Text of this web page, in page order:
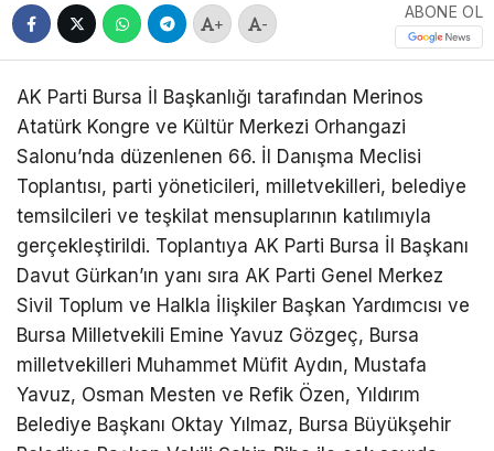
+ -
ABONE OL
AK Parti Bursa İl Başkanlığı tarafından Merinos
Atatürk Kongre ve Kültür Merkezi Orhangazi
Salonu’nda düzenlenen 66. İl Danışma Meclisi
Toplantısı, parti yöneticileri, milletvekilleri, belediye
temsilcileri ve teşkilat mensuplarının katılımıyla
gerçekleştirildi. Toplantıya AK Parti Bursa İl Başkanı
Davut Gürkan’ın yanı sıra AK Parti Genel Merkez
Sivil Toplum ve Halkla İlişkiler Başkan Yardımcısı ve
Bursa Milletvekili Emine Yavuz Gözgeç, Bursa
milletvekilleri Muhammet Müfit Aydın, Mustafa
Yavuz, Osman Mesten ve Refik Özen, Yıldırım
Belediye Başkanı Oktay Yılmaz, Bursa Büyükşehir